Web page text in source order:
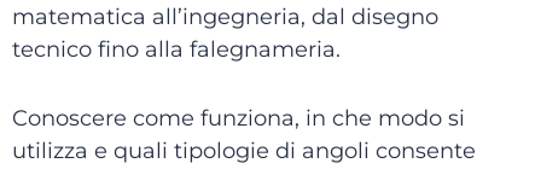
matematica all’ingegneria, dal disegno
tecnico fino alla falegnameria.
Conoscere come funziona, in che modo si
utilizza e quali tipologie di angoli consente